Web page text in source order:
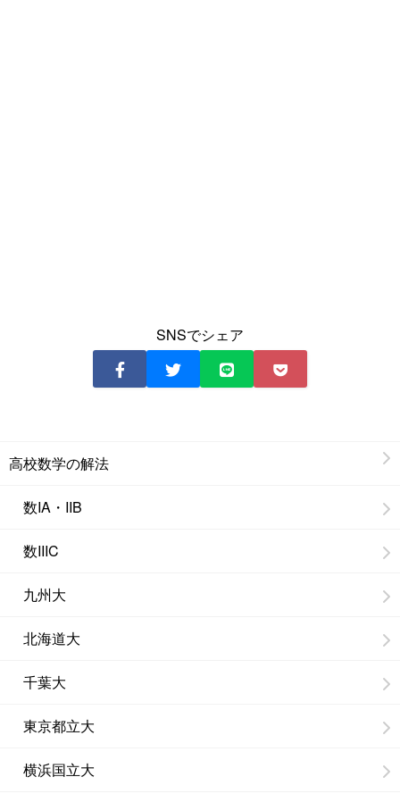
SNSでシェア
高校数学の解法
数IA・IIB
数IIIC
九州大
北海道大
千葉大
東京都立大
横浜国立大